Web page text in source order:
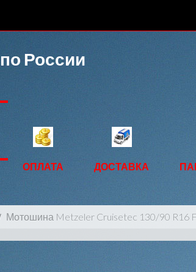
России
ОПЛАТА ДОСТАВКА
Мотошина Metzeler Cruisetec 130/90 R16